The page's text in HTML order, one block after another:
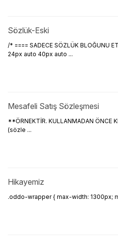
Sözlük-Eski
/* ==== SADECE SÖZLÜK
24px auto 40px auto ...
Mesafeli Satış Sözleşmesi
**ÖRNEKTİR. KULLANMADAN ÖNCE
(sözle ...
Hikayemiz
.oddo-wrapper { max-width: 1300px;